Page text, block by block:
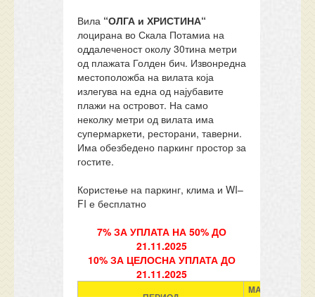
Вила “ОЛГА и ХРИСТИНА“
лоцирана во Скала Потамиа на
оддалеченост околу 30тина метри
од плажата Голден бич. Извонредна
местоположба на вилата која
излегува на една од најубавите
плажи на островот. На само
неколку метри од вилата има
супермаркети, ресторани, таверни.
Има обезбедено паркинг простор за
гостите.
Користење на паркинг, клима и WI–
FI е бесплатно
7% ЗА УПЛАТА НА 50% ДО
21.11.2025
10% ЗА ЦЕЛОСНА УПЛАТА ДО
21.11.2025
MAJ